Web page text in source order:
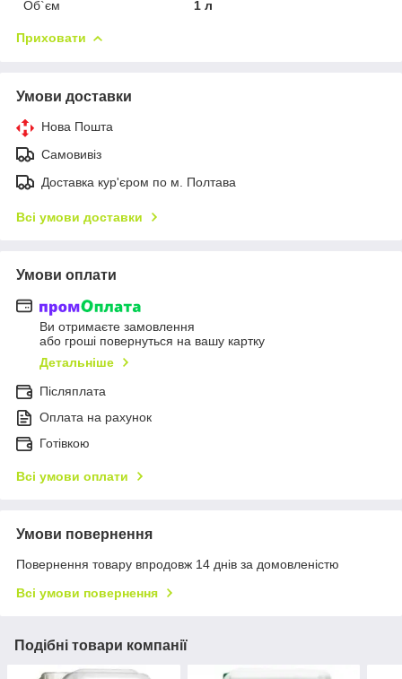
Об`єм
1 л
Приховати
Умови доставки
Нова Пошта
Самовивіз
Доставка кур'єром по м. Полтава
Всі умови доставки
Умови оплати
Ви отримаєте замовлення
або гроші повернуться на вашу картку
Детальніше
Післяплата
Оплата на рахунок
Готівкою
Всі умови оплати
Умови повернення
Повернення товару впродовж 14 днів за домовленістю
Всі умови повернення
Подібні товари компанії